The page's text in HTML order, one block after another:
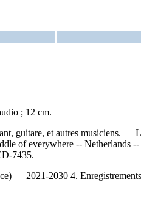
; 12 cm.
guitare, et autres musiciens. —
of everywhere -- Netherlands
7435.
2021-2030 4. Enregistrements